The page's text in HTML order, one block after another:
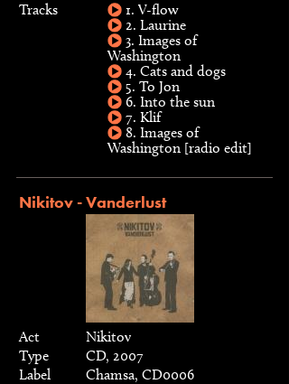
Tracks
1. V-flow
2. Laurine
3. Images of
Washington
4. Cats and dogs
5. To Jon
6. Into the sun
7. Klif
8. Images of
Washington [radio edit]
Nikitov - Vanderlust
Act
Nikitov
Type
CD, 2007
Label
Chamsa, CD0006